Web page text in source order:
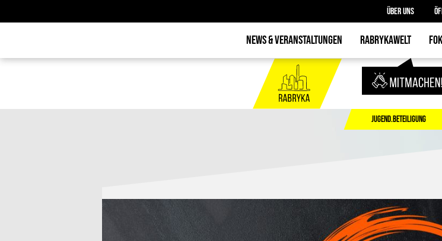
ÜBER UNS
NEWS & VERANSTALTUNGEN
KALENDER
RABRYKAWELT
JUGEND.BETEILIGUNG
GESELLSCHAFT.INTEGRATION
KUNST.THEATER.MUSIK
JUGEND.BETEILIGUNG